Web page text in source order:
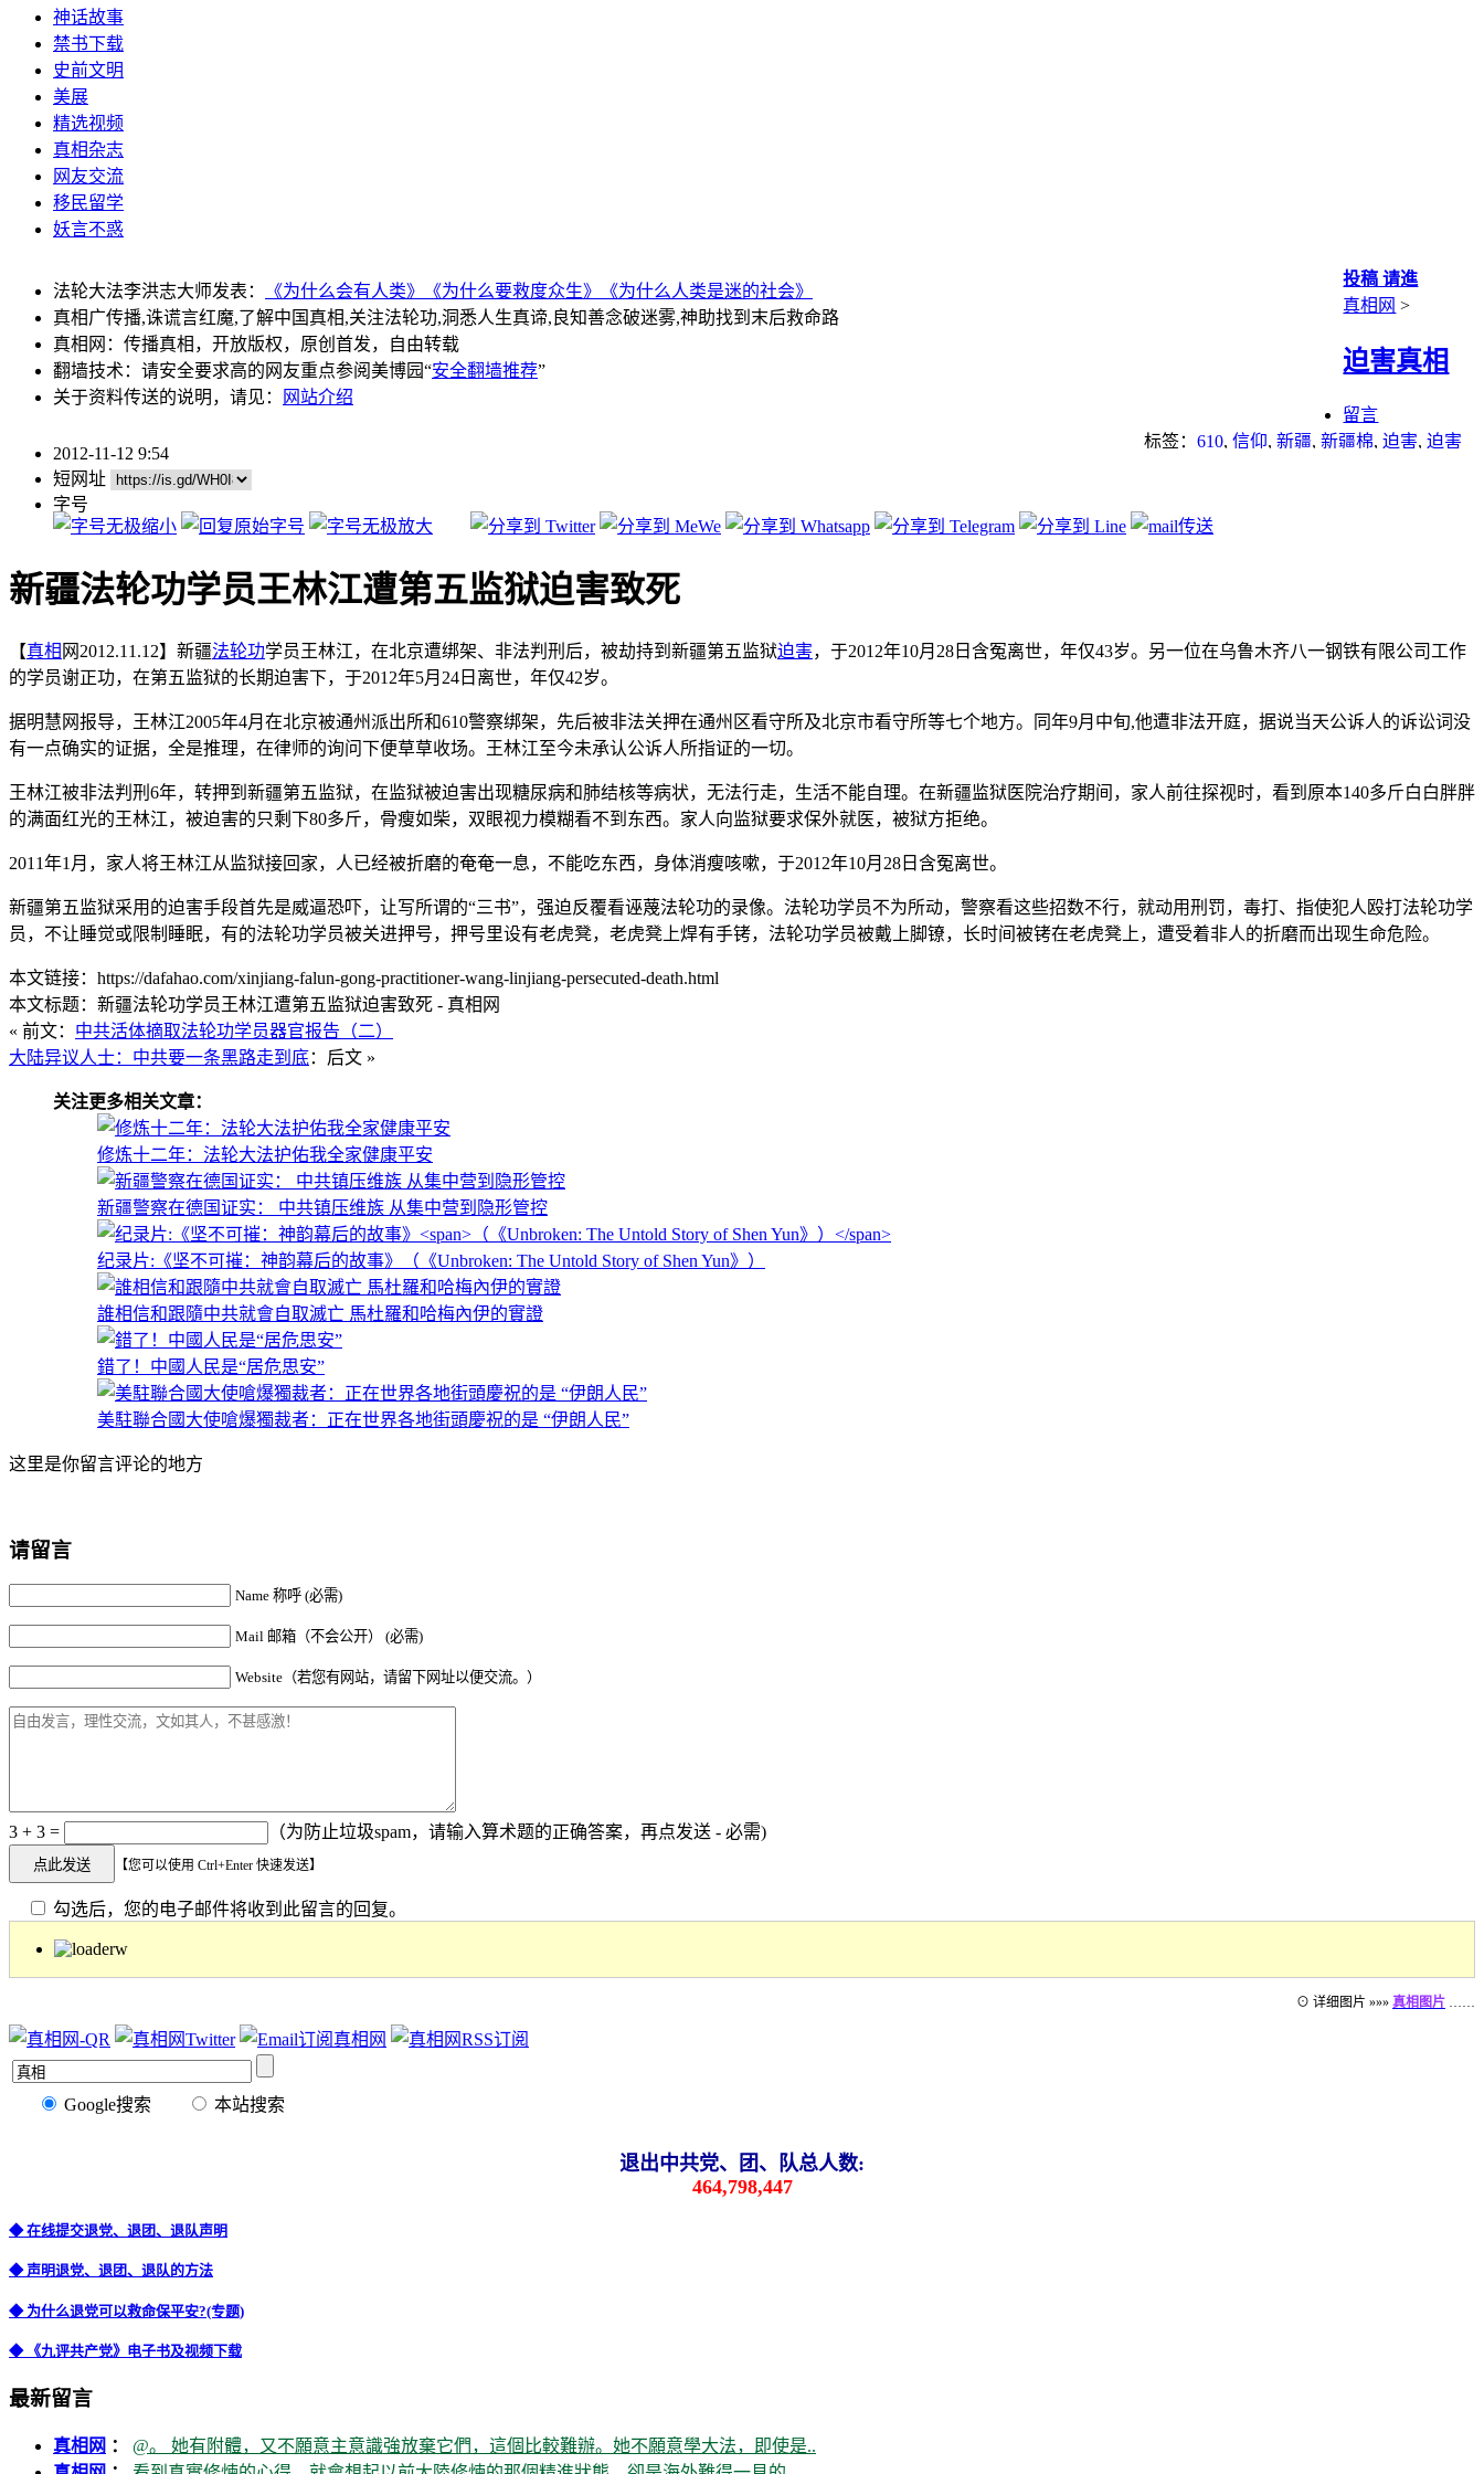
神话故事
禁书下载
史前文明
美展
精选视频
真相杂志
网友交流
移民留学
妖言不惑
法轮大法李洪志大师发表： 《为什么会有人类》 《为什么要救度众生》
《为什么人类是迷的社会》
真相广传播,诛谎言红魔,了解中国真相,关注法轮功,洞悉人生真谛,良知善念破迷雾,神助找到末后救命路
真相网：传播真相，开放版权，原创首发，自由转载
翻墙技术：请安全要求高的网友重点参阅美博园“安全翻墙推荐”
关于资料传送的说明，请见：
网站介绍
投稿 请進
真相网 >
迫害真相
留言
标签： 610, 信仰, 新疆, 新疆棉, 迫害, 迫害
2012-11-12 9:54
短网址
字号
新疆法轮功学员王林江遭第五监狱迫害致死
【真相 网2012.11.12】新疆法轮功学员王林江，在北京遭绑架、非法判刑后，被劫持到新疆第五监狱迫害，于2012年10月28日含冤离世，年仅43岁。另一位在乌鲁木齐八一钢铁有限公司工作
的学员谢正功，在第五监狱的长期迫害下，于2012年5月24日离世，年仅42岁。
据明慧网报导，王林江2005年4月在北京被通州派出所和610警察绑架，先后被非法关押在通州区看守所及北京市看守所等七个地方。同年9月中旬,他遭非法开庭，据说当天公诉人的诉讼词没
有一点确实的证据，全是推理，在律师的询问下便草草收场。王林江至今未承认公诉人所指证的一切。
王林江被非法判刑6年，转押到新疆第五监狱，在监狱被迫害出现糖尿病和肺结核等病状，无法行走，生活不能自理。在新疆监狱医院治疗期间，家人前往探视时，看到原本140多斤白白胖胖
的满面红光的王林江，被迫害的只剩下80多斤，骨瘦如柴，双眼视力模糊看不到东西。家人向监狱要求保外就医，被狱方拒绝。
2011年1月，家人将王林江从监狱接回家，人已经被折磨的奄奄一息，不能吃东西，身体消瘦咳嗽，于2012年10月28日含冤离世。
新疆第五监狱采用的迫害手段首先是威逼恐吓，让写所谓的“三书”，强迫反覆看诬蔑法轮功的录像。法轮功学员不为所动，警察看这些招数不行，就动用刑罚，毒打、指使犯人殴打法轮功学
员，不让睡觉或限制睡眠，有的法轮功学员被关进押号，押号里设有老虎凳，老虎凳上焊有手铐，法轮功学员被戴上脚镣，长时间被铐在老虎凳上，遭受着非人的折磨而出现生命危险。
本文链接：https://dafahao.com/xinjiang-falun-gong-practitioner-wang-linjiang-persecuted-death.html
本文标题：新疆法轮功学员王林江遭第五监狱迫害致死 - 真相网
« 前文： 中共活体摘取法轮功学员器官报告（二）
大陆异议人士：中共要一条黑路走到底：后文 »
关注更多相关文章：
修炼十二年：法轮大法护佑我全家健康平安
新疆警察在德国证实： 中共镇压维族 从集中营到隐形管控
纪录片:《坚不可摧：神韵幕后的故事》 （《Unbroken: The Untold Story of Shen Yun》）
誰相信和跟隨中共就會自取滅亡 馬杜羅和哈梅內伊的實證
錯了！中國人民是“居危思安”
美駐聯合國大使嗆爆獨裁者：正在世界各地街頭慶祝的是 “伊朗人民”
这里是你留言评论的地方
请留言
Name 称呼 (必需)
Mail 邮箱（不会公开） (必需)
Website（若您有网站，请留下网址以便交流。）
3 + 3 = （为防止垃圾spam，请输入算术题的正确答案，再点发送 - 必需)
【您可以使用 Ctrl+Enter 快速发送】
勾选后，您的电子邮件将收到此留言的回复。
⊙ 详细图片 »»» 真相图片 ……
Google搜索 本站搜索
退出中共党、团、队总人数:
464,798,447
◆ 在线提交退党、退团、退队声明
◆ 声明退党、退团、退队的方法
◆ 为什么退党可以救命保平安?(专题)
◆ 《九评共产党》电子书及视频下载
最新留言
真相网 ： @。 她有附體，又不願意主意識強放棄它們，這個比較難辦。她不願意學大法，即使是..